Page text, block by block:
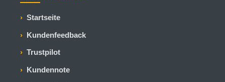
Startseite
Kundenfeedback
Trustpilot
Kundennote